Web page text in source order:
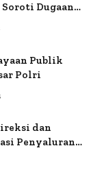
Dugaan
Publik
Polri
dan
Penyaluran